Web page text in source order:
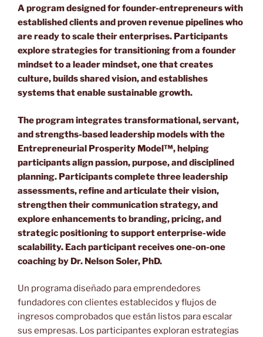
A program designed for founder-entrepreneurs with
established clients and proven revenue pipelines who
are ready to scale their enterprises. Participants
explore strategies for transitioning from a founder
mindset to a leader mindset, one that creates
culture, builds shared vision, and establishes
systems that enable sustainable growth.
The program integrates transformational, servant,
and strengths-based leadership models with the
Entrepreneurial Prosperity Model™, helping
participants align passion, purpose, and disciplined
planning. Participants complete three leadership
assessments, refine and articulate their vision,
strengthen their communication strategy, and
explore enhancements to branding, pricing, and
strategic positioning to support enterprise-wide
scalability. Each participant receives one-on-one
coaching by Dr. Nelson Soler, PhD.
Un programa diseñado para emprendedores
fundadores con clientes establecidos y flujos de
ingresos comprobados que están listos para escalar
sus empresas. Los participantes exploran estrategias